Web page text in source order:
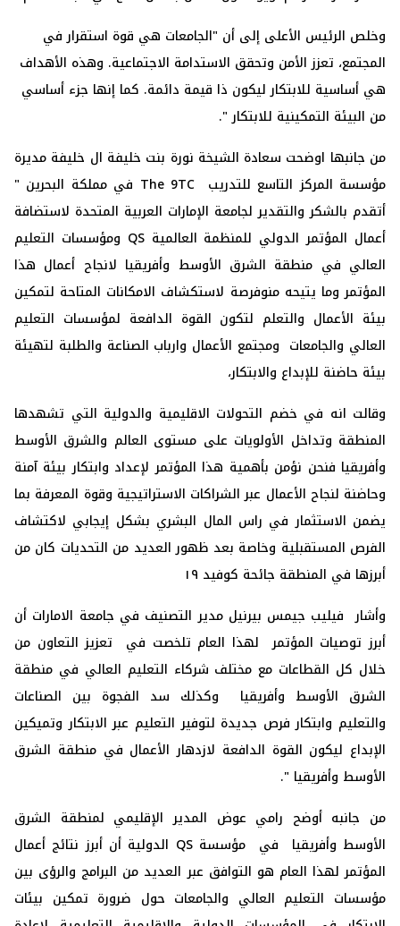
وخلص الرئيس الأعلى إلى أن "الجامعات هي قوة استقرار في
المجتمع، تعزز الأمن وتحقق الاستدامة الاجتماعية. وهذه الأهداف
هي أساسية للابتكار ليكون ذا قيمة دائمة. كما إنها جزء أساسي
من البيئة التمكينية للابتكار ".
من جانبها اوضحت سعادة الشيخة نورة بنت خليفة ال خليفة مديرة
مؤسسة المركز التاسع للتدريب The 9TC في مملكة البحرين "
أتقدم بالشكر والتقدير لجامعة الإمارات العربية المتحدة لاستضافة
أعمال المؤتمر الدولي للمنظمة العالمية QS ومؤسسات التعليم
العالي في منطقة الشرق الأوسط وأفريقيا لانجاح أعمال هذا
المؤتمر وما يتيحه منوفرصة لاستكشاف الامكانات المتاحة لتمكين
بيئة الأعمال والتعلم لتكون القوة الدافعة لمؤسسات التعليم
العالي والجامعات ومجتمع الأعمال وارباب الصناعة والطلبة لتهيئة
بيئة حاضنة للإبداع والابتكار،
وقالت انه في خضم التحولات الاقليمية والدولية التي تشهدها
المنطقة وتداخل الأولويات على مستوى العالم والشرق الأوسط
وأفريقيا فنحن نؤمن بأهمية هذا المؤتمر لإعداد وابتكار بيئة آمنة
وحاضنة لنجاح الأعمال عبر الشراكات الاستراتيجية وقوة المعرفة بما
يضمن الاستثمار في راس المال البشري بشكل إيجابي لاكتشاف
الفرص المستقبلية وخاصة بعد ظهور العديد من التحديات كان من
أبرزها في المنطقة جائحة كوفيد ١٩
وأشار فيليب جيمس بيرنيل مدير التصنيف في جامعة الامارات أن
أبرز توصيات المؤتمر لهذا العام تلخصت في تعزيز التعاون من
خلال كل القطاعات مع مختلف شركاء التعليم العالي في منطقة
الشرق الأوسط وأفريقيا وكذلك سد الفجوة بين الصناعات
والتعليم وابتكار فرص جديدة لتوفير التعليم عبر الابتكار وتميكين
الإبداع ليكون القوة الدافعة لازدهار الأعمال في منطقة الشرق
الأوسط وأفريقيا ".
من جانبه أوضح رامي عوض المدير الإقليمي لمنطقة الشرق
الأوسط وأفريقيا في مؤسسة QS الدولية أن أبرز نتائج أعمال
المؤتمر لهذا العام هو التوافق عبر العديد من البرامج والرؤى بين
مؤسسات التعليم العالي والجامعات حول ضرورة تمكين بيئات